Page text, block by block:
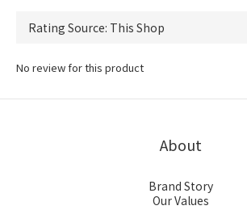
No review for this product
About
Brand Story
Our Values